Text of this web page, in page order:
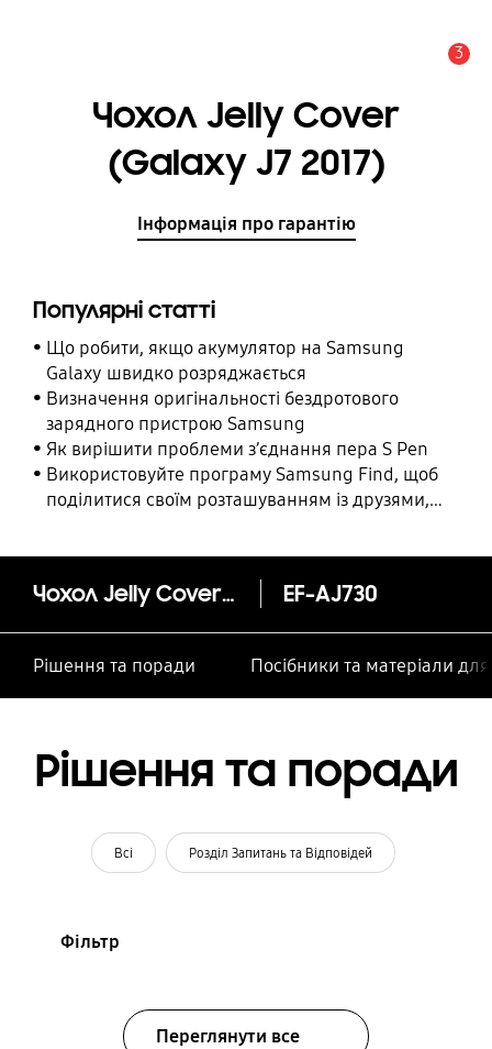
3
Чохол Jelly Cover
(Galaxy J7 2017)
Інформація про гарантію
Популярні статті
Що робити, якщо акумулятор на Samsung
Galaxy швидко розряджається
Визначення оригінальності бездротового
зарядного пристрою Samsung
Як вирішити проблеми з’єднання пера S Pen
Використовуйте програму Samsung Find, щоб
поділитися своїм розташуванням із друзями,
Чохол Jelly Cover (Galaxy J7 2017) EF-AJ730
Рішення та поради Посібники та матеріали
Рішення та поради
Всі Розділ Запитань та Відповідей
Фільтр
Переглянути все